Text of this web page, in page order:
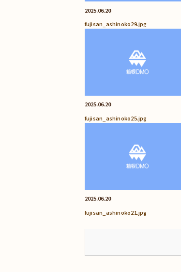
2025.06.20
fujisan_ashinoko29.jpg
2025.06.20
fujisan_ashinoko25.jpg
2025.06.20
fujisan_ashinoko21.jpg